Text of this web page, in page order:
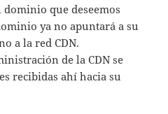
que deseemos
ya no apuntará a su
a la red CDN.
de la CDN se
recibidas ahí hacia su